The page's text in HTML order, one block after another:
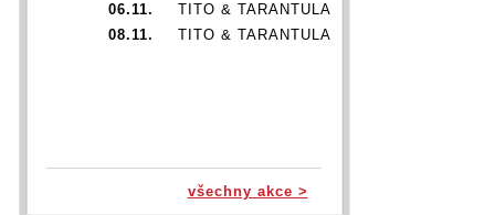
06.11.
TITO & TARANTULA
08.11.
TITO & TARANTULA
všechny akce >